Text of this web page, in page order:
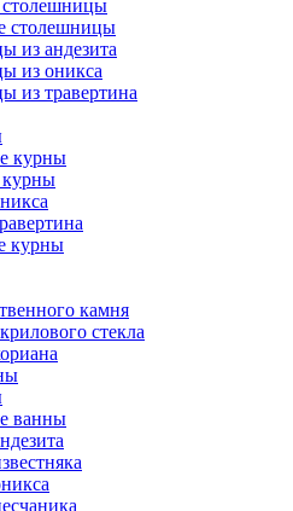
столешницы
из андезита
из оникса
из травертина
курны
курны
курны
камня
стекла
ванны